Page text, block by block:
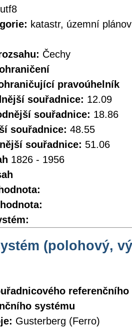
utf8
katastr, územní
Čechy
pravoúhelník
souřadnice: 12.09
souřadnice: 18.86
souřadnice: 48.55
souřadnice: 51.06
1826 - 1956
(polohový,
referenčního
systému
Gusterberg (Ferro)